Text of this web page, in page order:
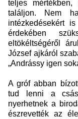
teljes mértékben,
találjon. Nem
intézkedésekért
érdekében
eltökéltségéről
József ajkáról
„Andrássy igen
A gróf abban
tud lenni a
nyerhetnek a
észrevették az